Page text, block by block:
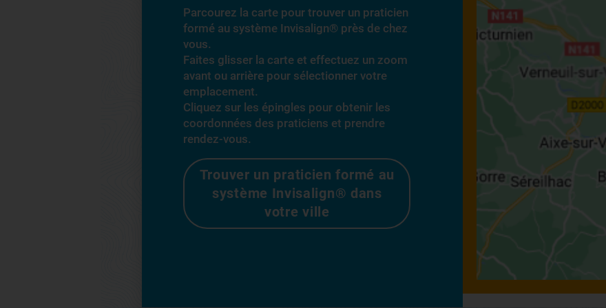
Parcourez la carte pour trouver un praticien
formé au système Invisalign® près de chez
vous.
Faites glisser la carte et effectuez un zoom
avant ou arrière pour sélectionner votre
emplacement.
Cliquez sur les épingles pour obtenir les
coordonnées des praticiens et prendre
rendez-vous.
Trouver un praticien formé au
système Invisalign® dans
votre ville